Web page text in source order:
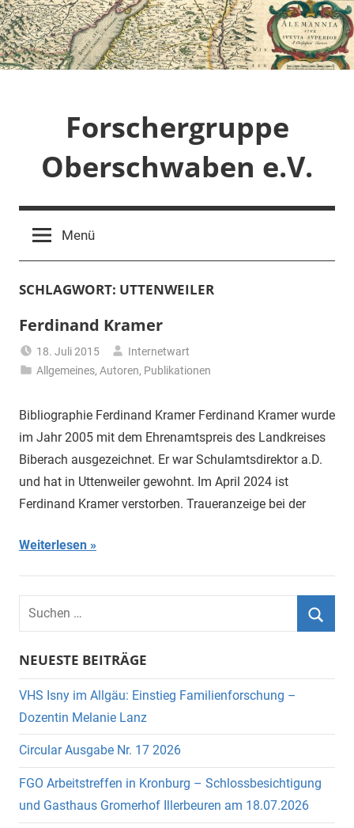
Zum
Inhalt
springen
Forschergruppe
Oberschwaben e.V.
Menü
SCHLAGWORT: UTTENWEILER
Ferdinand Kramer
18. Juli 2015
Internetwart
Allgemeines,Autoren, Publikationen
Bibliographie Ferdinand Kramer Ferdinand Kramer wurde
im Jahr 2005 mit dem Ehrenamtspreis des Landkreises
Biberach ausgezeichnet. Er war Schulamtsdirektor a.D.
und hat in Uttenweiler gewohnt. Im April 2024 ist
Ferdinand Kramer verstorben. Traueranzeige bei der
Weiterlesen
Suchen
NEUESTE BEITRÄGE
VHS Isny im Allgäu: Einstieg Familienforschung –
Dozentin Melanie Lanz
Circular Ausgabe Nr. 17 2026
FGO Arbeitstreffen in Kronburg – Schlossbesichtigung
und Gasthaus Gromerhof Illerbeuren am 18.07.2026